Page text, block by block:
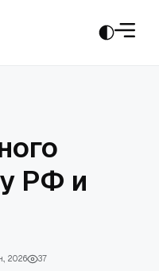
РФ и
2026 37